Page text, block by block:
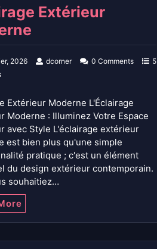
Extérieur
2026 dcorner 0 Comments
5
Extérieur Moderne L'Éclairage
Moderne : Illuminez Votre Espace
avec Style L'éclairage extérieur
est bien plus qu'une simple
pratique ; c'est un élément
du design extérieur contemporain.
souhaitiez…